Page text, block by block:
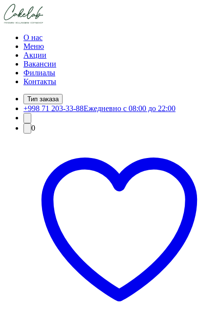
О нас
Меню
Акции
Вакансии
Филиалы
Контакты
Тип заказа
+998 71 203-33-88Ежедневно с 08:00 до 22:00
0